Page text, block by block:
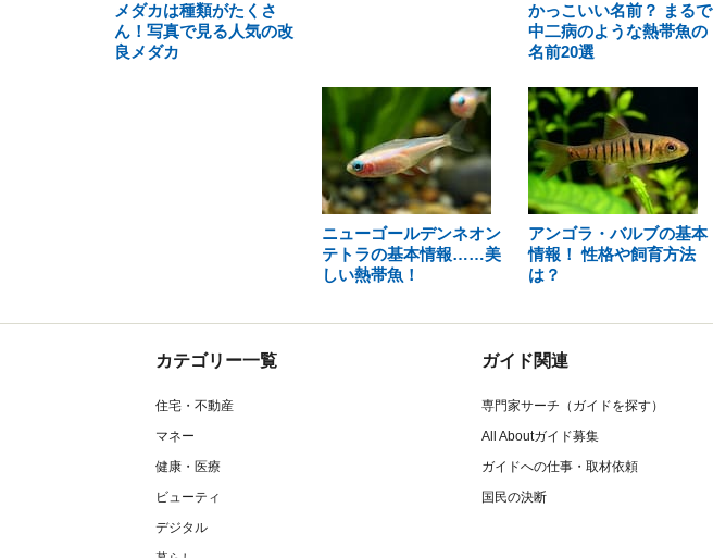
メダカは種類がたくさ
ん！写真で見る人気の改
良メダカ
かっこいい名前？ まるで
中二病のような熱帯魚の
名前20選
ニューゴールデンネオン
テトラの基本情報……美
しい熱帯魚！
アンゴラ・バルブの基本
情報！ 性格や飼育方法
は？
カテゴリー一覧
住宅・不動産
マネー
健康・医療
ビューティ
デジタル
ガイド関連
専門家サーチ（ガイドを探す）
All Aboutガイド募集
ガイドへの仕事・取材依頼
国民の決断